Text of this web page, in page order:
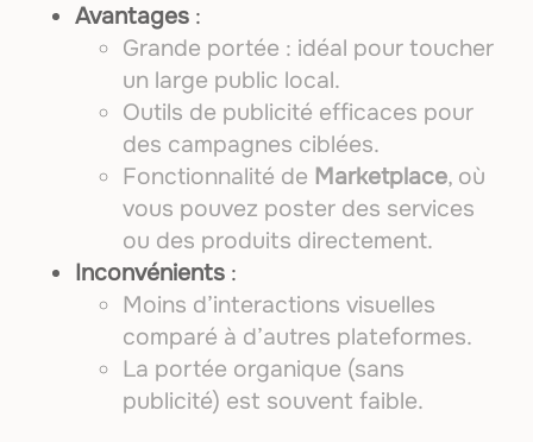
Avantages:
Grande portée : idéal pour toucher
un large public local.
Outils de publicité efficaces pour
des campagnes ciblées.
Fonctionnalité de Marketplace, où
vous pouvez poster des services
ou des produits directement.
Inconvénients:
Moins d’interactions visuelles
comparé à d’autres plateformes.
La portée organique (sans
publicité) est souvent faible.